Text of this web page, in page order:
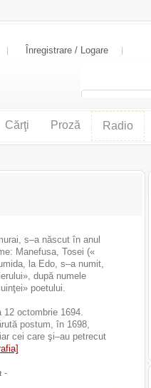
Înregistrare / Logare
Cărţi Proză Radio
s–a născut în anul
Manefusa, Tosei («
la Edo, s–a numit,
după numele
poetului.
octombrie 1694.
postum, în 1698,
cei care şi–au petrecut
-